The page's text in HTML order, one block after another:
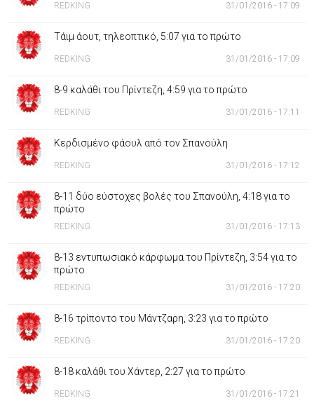
REDKING 31/01/2016 - 17:09
Τάιμ άουτ, τηλεοπτικό, 5:07 για το πρώτο
REDKING 31/01/2016 - 17:09
8-9 καλάθι του Πρίντεζη, 4:59 για το πρώτο
REDKING 31/01/2016 - 17:11
Κερδισμένο φάουλ από τον Σπανούλη
REDKING 31/01/2016 - 17:12
8-11 δύο εύστοχες βολές του Σπανούλη, 4:18 για το
πρώτο
REDKING 31/01/2016 - 17:13
8-13 εντυπωσιακό κάρφωμα του Πρίντεζη, 3:54 για το
πρώτο
REDKING 31/01/2016 - 17:20
8-16 τρίποντο του Μάντζαρη, 3:23 για το πρώτο
REDKING 31/01/2016 - 17:20
8-18 καλάθι του Χάντερ, 2:27 για το πρώτο
REDKING 31/01/2016 - 17:21